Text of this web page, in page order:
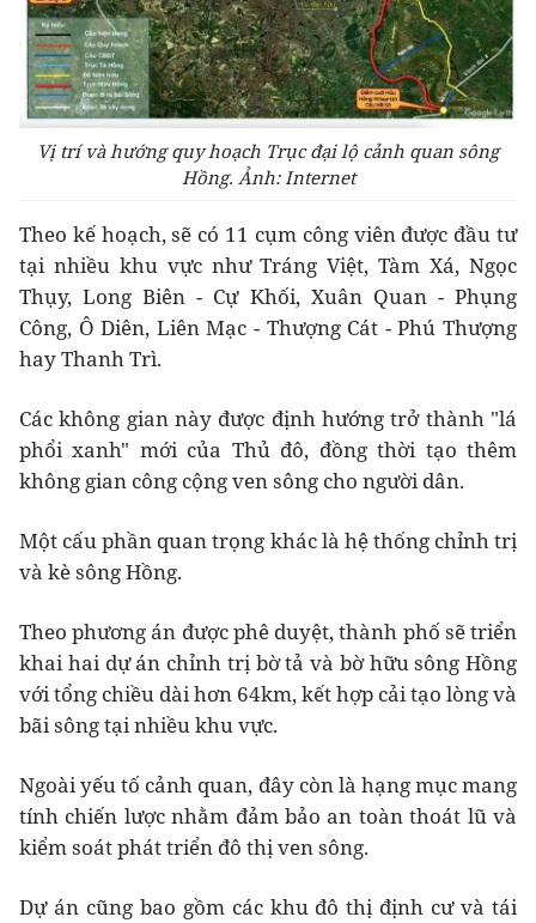
Vị trí và hướng quy hoạch Trục đại lộ cảnh quan sông
Hồng. Ảnh: Internet
Theo kế hoạch, sẽ có 11 cụm công viên được đầu tư
tại nhiều khu vực như Tráng Việt, Tàm Xá, Ngọc
Thụy, Long Biên - Cự Khối, Xuân Quan - Phụng
Công, Ô Diên, Liên Mạc - Thượng Cát - Phú Thượng
hay Thanh Trì.
Các không gian này được định hướng trở thành "lá
phổi xanh" mới của Thủ đô, đồng thời tạo thêm
không gian công cộng ven sông cho người dân.
Một cấu phần quan trọng khác là hệ thống chỉnh trị
và kè sông Hồng.
Theo phương án được phê duyệt, thành phố sẽ triển
khai hai dự án chỉnh trị bờ tả và bờ hữu sông Hồng
với tổng chiều dài hơn 64km, kết hợp cải tạo lòng và
bãi sông tại nhiều khu vực.
Ngoài yếu tố cảnh quan, đây còn là hạng mục mang
tính chiến lược nhằm đảm bảo an toàn thoát lũ và
kiểm soát phát triển đô thị ven sông.
Dự án cũng bao gồm các khu đô thị định cư và tái